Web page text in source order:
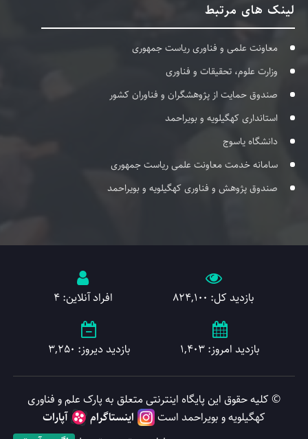
لینک های مرتبط
معاونت علمی و فناوری ریاست جمهوری
وزارت علوم، تحقیقات و فناوری
صندوق حمایت از پژوهشگران و فناوران کشور
استانداری کهگیلویه و بویراحمد
دانشگاه یاسوج
سامانه خدمت معاونت علمی ریاست جمهوری
صندوق پژوهش و فناوری کهگیلویه و بویراحمد
بازدید کل: 824,100 افراد آنلاین: 4
بازدید امروز: 1,403 بازدید دیروز: 3,250
© کلیه حقوق این پایگاه اینترنتی متعلق به پارک علم و فناوری
کهگیلویه و بویراحمد است
اینستاگرام
آپارات